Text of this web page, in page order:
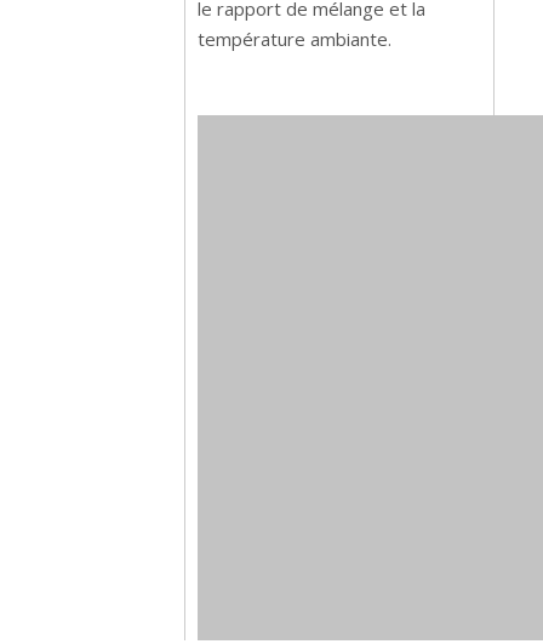
le rapport de mélange et la
température ambiante.